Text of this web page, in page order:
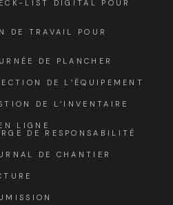
LIST DIGITAL POUR
DE TRAVAIL POUR
DE PLANCHER
DE L’ÉQUIPEMENT
DE L’INVENTAIRE
LIGNE
DE RESPONSABILITÉ
DE CHANTIER